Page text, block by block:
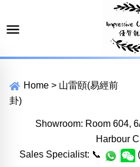
Home > 山雷頤(易經前
卦)
Showroom: Room 604,
Harbour
Sales Specialist: 📞